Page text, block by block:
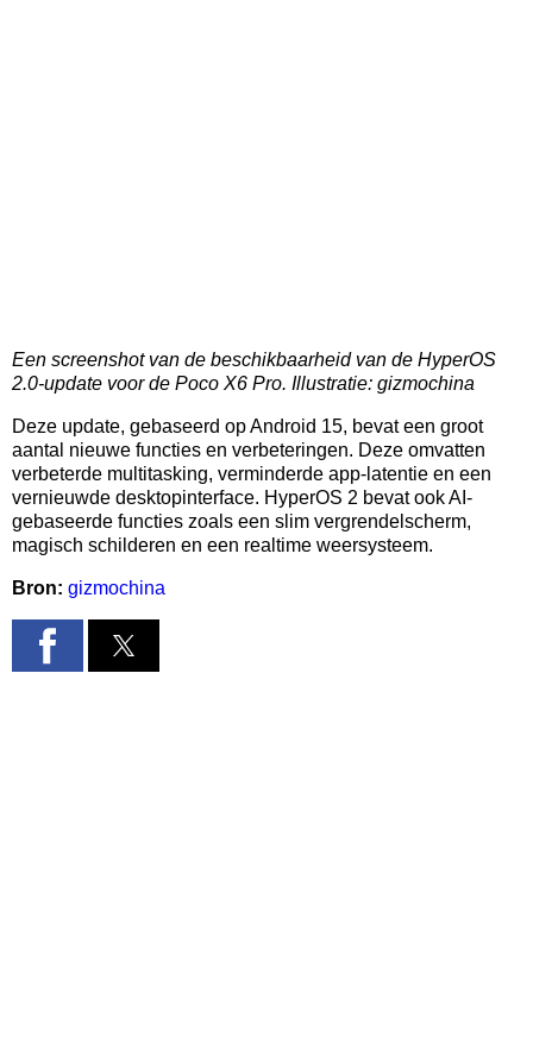
Een screenshot van de beschikbaarheid van de HyperOS
2.0-update voor de Poco X6 Pro. Illustratie: gizmochina
Deze update, gebaseerd op Android 15, bevat een groot
aantal nieuwe functies en verbeteringen. Deze omvatten
verbeterde multitasking, verminderde app-latentie en een
vernieuwde desktopinterface. HyperOS 2 bevat ook AI-
gebaseerde functies zoals een slim vergrendelscherm,
magisch schilderen en een realtime weersysteem.
Bron: gizmochina